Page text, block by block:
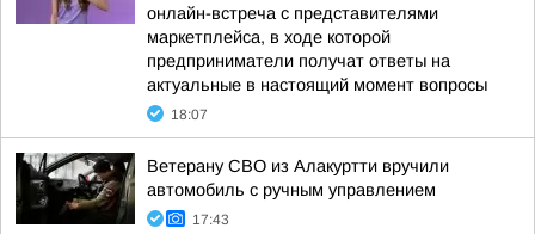
онлайн-встреча с представителями
маркетплейса, в ходе которой
предприниматели получат ответы на
актуальные в настоящий момент вопросы
18:07
Ветерану СВО из Алакуртти вручили
автомобиль с ручным управлением
17:43